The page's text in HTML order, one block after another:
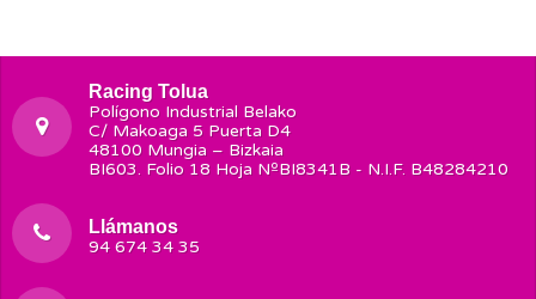
Racing Tolua
Polígono Industrial Belako
C/ Makoaga 5 Puerta D4
48100 Mungia – Bizkaia
BI603. Folio 18 Hoja NºBI8341B - N.I.F. B48284210
Llámanos
94 674 34 35